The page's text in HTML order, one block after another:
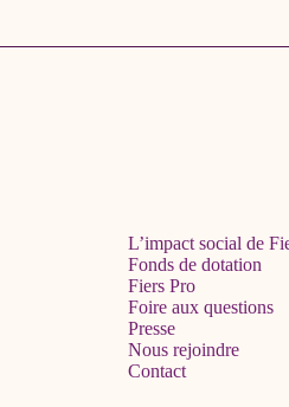
L’impact social de
Fonds de dotation
Fiers Pro
Foire aux questions
Presse
Nous rejoindre
Contact